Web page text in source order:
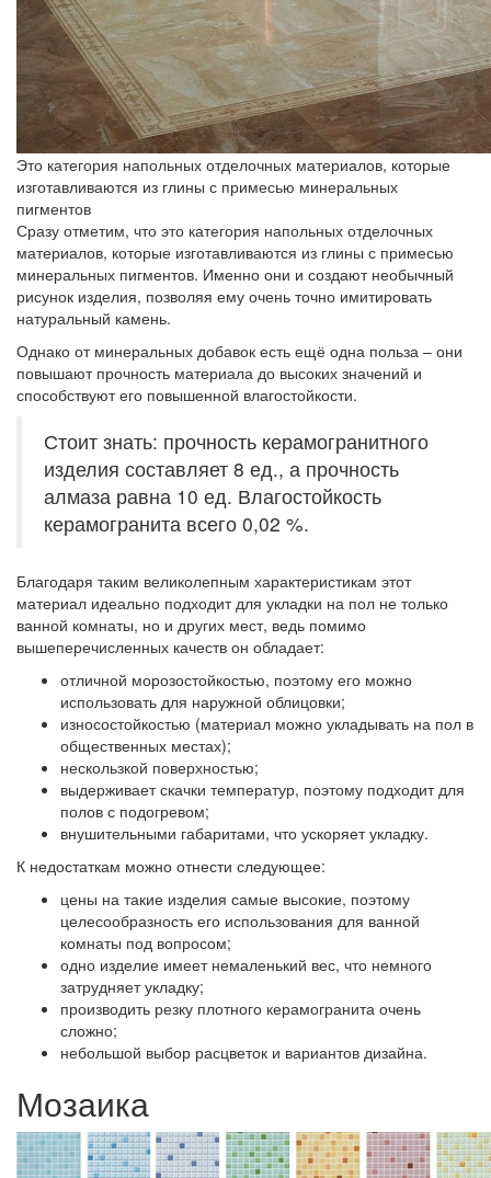
Это категория напольных отделочных материалов, которые
изготавливаются из глины с примесью минеральных
пигментов
Сразу отметим, что это категория напольных отделочных
материалов, которые изготавливаются из глины с примесью
минеральных пигментов. Именно они и создают необычный
рисунок изделия, позволяя ему очень точно имитировать
натуральный камень.
Однако от минеральных добавок есть ещё одна польза – они
повышают прочность материала до высоких значений и
способствуют его повышенной влагостойкости.
Стоит знать: прочность керамогранитного
изделия составляет 8 ед., а прочность
алмаза равна 10 ед. Влагостойкость
керамогранита всего 0,02 %.
Благодаря таким великолепным характеристикам этот
материал идеально подходит для укладки на пол не только
ванной комнаты, но и других мест, ведь помимо
вышеперечисленных качеств он обладает:
отличной морозостойкостью, поэтому его можно
использовать для наружной облицовки;
износостойкостью (материал можно укладывать на пол в
общественных местах);
нескользкой поверхностью;
выдерживает скачки температур, поэтому подходит для
полов с подогревом;
внушительными габаритами, что ускоряет укладку.
К недостаткам можно отнести следующее:
цены на такие изделия самые высокие, поэтому
целесообразность его использования для ванной
комнаты под вопросом;
одно изделие имеет немаленький вес, что немного
затрудняет укладку;
производить резку плотного керамогранита очень
сложно;
небольшой выбор расцветок и вариантов дизайна.
Мозаика